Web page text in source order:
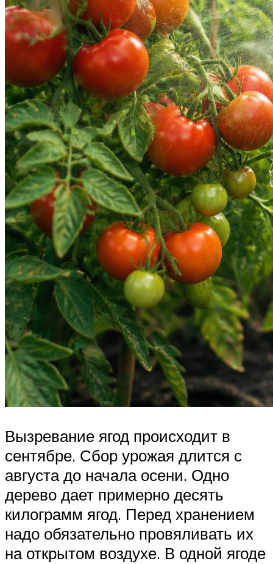
Вызревание ягод происходит в
сентябре. Сбор урожая длится с
августа до начала осени. Одно
дерево дает примерно десять
килограмм ягод. Перед хранением
надо обязательно провяливать их
на открытом воздухе. В одной ягоде